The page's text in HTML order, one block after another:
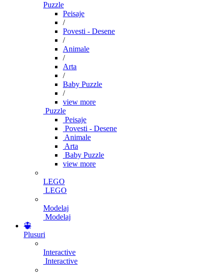
Puzzle
Peisaje
/
Povesti - Desene
/
Animale
/
Arta
/
Baby Puzzle
/
view more
Puzzle
Peisaje
Povesti - Desene
Animale
Arta
Baby Puzzle
view more
LEGO
LEGO
Modelaj
Modelaj
Plusuri
Interactive
Interactive